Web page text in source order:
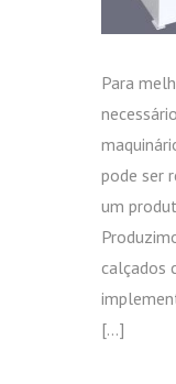
Para
pode ser
um
calçados
[…]